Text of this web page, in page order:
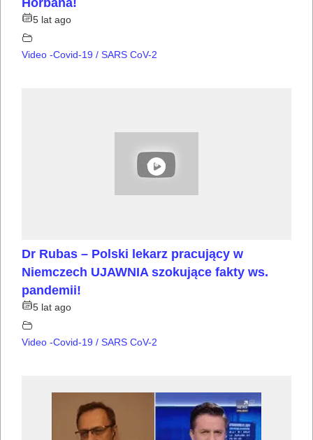
5 lat ago
Video -Covid-19 / SARS CoV-2
Dr Rubas – Polski lekarz pracujący w
Niemczech UJAWNIA szokujące fakty ws.
pandemii!
5 lat ago
Video -Covid-19 / SARS CoV-2